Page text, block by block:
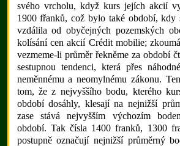
svého vrcholu, když kurs jejích akcií
1900 fřanků, což bylo také období, kdy
vzdálila od obyčejných pozemských
kolísání cen akcií Crédit mobilie;
vezmeme-li průměr řekněme za období
sestupnou tendenci, která přes
neměnnému a neomylnému zákonu.
tom, že z nejvyššího bodu, kterého
období dosáhly, klesají na nejnižší
zase stává nejvyšším výchozím
období. Tak čísla 1400 franků, 1300
postupně označují nejnižší průměrný